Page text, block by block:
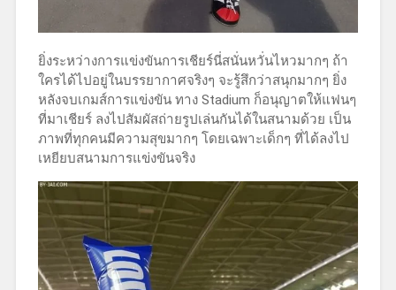
ยิ่งระหว่างการแข่งขันการเชียร์นี่สนั่นหวั่นไหวมากๆ ถ้า
ใครได้ไปอยู่ในบรรยากาศจริงๆ จะรู้สึกว่าสนุกมากๆ ยิ่ง
หลังจบเกมส์การแข่งขัน ทาง Stadium ก็อนุญาตให้แฟนๆ
ที่มาเชียร์ ลงไปสัมผัสถ่ายรูปเล่นกันได้ในสนามด้วย เป็น
ภาพที่ทุกคนมีความสุขมากๆ โดยเฉพาะเด็กๆ ที่ได้ลงไป
เหยียบสนามการแข่งขันจริง